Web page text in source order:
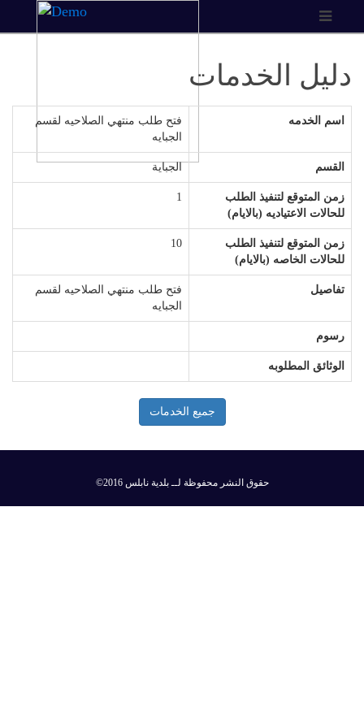
دليل الخدمات
اسم الخدمه
فتح طلب منتهي الصلاحيه لقسم
الجبايه
القسم الجباية
زمن المتوقع لتنفيذ الطلب
للحالات الاعتياديه (بالايام)
1
زمن المتوقع لتنفيذ الطلب
للحالات الخاصه (بالايام)
10
تفاصيل
فتح طلب منتهي الصلاحيه لقسم
الجبايه
رسوم
الوثائق المطلوبه
جميع الخدمات
©2016 حقوق النشر محفوظة لــ بلدية نابلس